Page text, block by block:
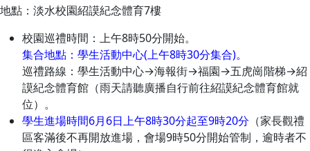
地點：淡水校園紹謨紀念體育7樓
校園巡禮時間：上午8時50分開始。
集合地點：學生活動中心(上午8時30分集合)。
巡禮路線：學生活動中心→海報街→福園→五虎崗階梯→紹
謨紀念體育館（雨天請聽廣播自行前往紹謨紀念體育館就
位）。
學生進場時間6月6日上午8時30分起至9時20分 （家長觀禮
區客滿後不再開放進場，會場9時50分開始管制，逾時者不